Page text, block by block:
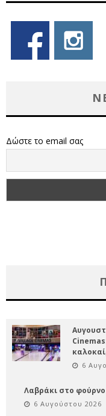
Δώστε το email σας
6
Λαβράκι στο
6 Αυγούστου 2026